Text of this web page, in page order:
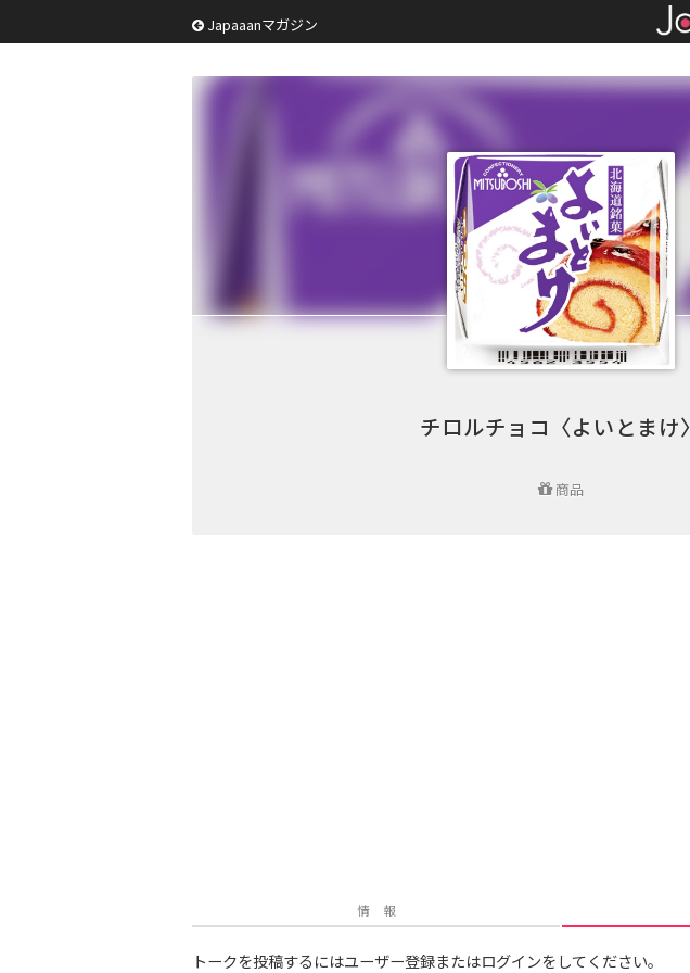
Japaaanマガジン
チロルチョコ〈よいとまけ〉
商品
情 報
トークを投稿するにはユーザー登録またはログインをしてください。